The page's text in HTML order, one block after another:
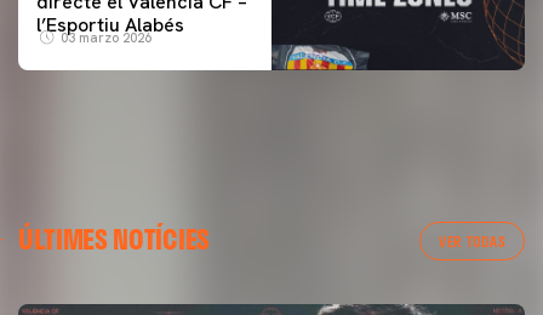
l’Esportiu Alabés
03 marzo 2026
ÚLTIMES NOTÍCIES VER TODAS